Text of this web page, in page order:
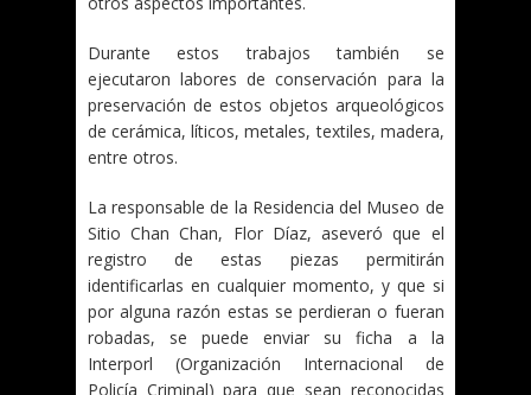
Durante estos trabajos también se
ejecutaron labores de conservación para la
preservación de estos objetos arqueológicos
de cerámica, líticos, metales, textiles, madera,
entre otros.
La responsable de la Residencia del Museo de
Sitio Chan Chan, Flor Díaz, aseveró que el
registro de estas piezas permitirán
identificarlas en cualquier momento, y que si
por alguna razón estas se perdieran o fueran
robadas, se puede enviar su ficha a la
Interporl (Organización Internacional de
Policía Criminal) para que sean reconocidas